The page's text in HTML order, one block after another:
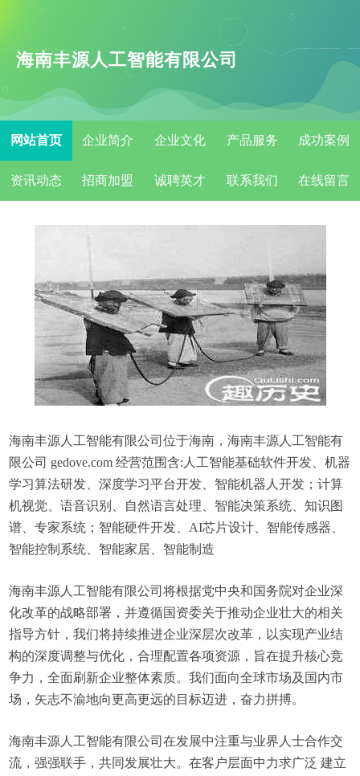
海南丰源人工智能有限公司
网站首页 企业简介 企业文化 产品服务 成功案例
资讯动态 招商加盟 诚聘英才 联系我们 在线留言
海南丰源人工智能有限公司位于海南，海南丰源人工智能有
限公司 gedove.com 经营范围含:人工智能基础软件开发、机器
学习算法研发、深度学习平台开发、智能机器人开发；计算
机视觉、语音识别、自然语言处理、智能决策系统、知识图
谱、专家系统；智能硬件开发、AI芯片设计、智能传感器、
智能控制系统、智能家居、智能制造
海南丰源人工智能有限公司将根据党中央和国务院对企业深
化改革的战略部署，并遵循国资委关于推动企业壮大的相关
指导方针，我们将持续推进企业深层次改革，以实现产业结
构的深度调整与优化，合理配置各项资源，旨在提升核心竞
争力，全面刷新企业整体素质。我们面向全球市场及国内市
场，矢志不渝地向更高更远的目标迈进，奋力拼搏。
海南丰源人工智能有限公司在发展中注重与业界人士合作交
流，强强联手，共同发展壮大。在客户层面中力求广泛 建立